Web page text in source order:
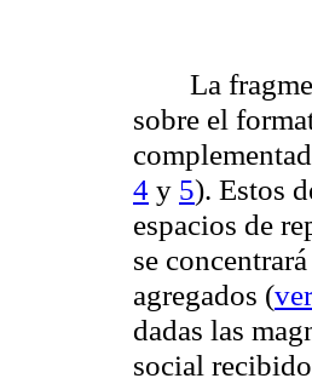
La
sobre el
4 y 5). Estos
espacios de
se
agregados (
dadas las
social